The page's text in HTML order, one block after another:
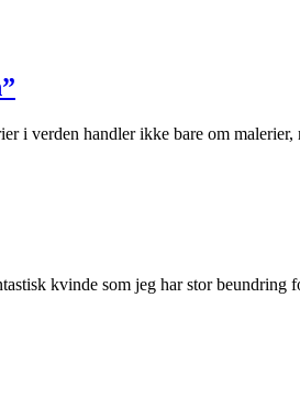
i verden handler ikke bare om
kvinde som jeg har stor